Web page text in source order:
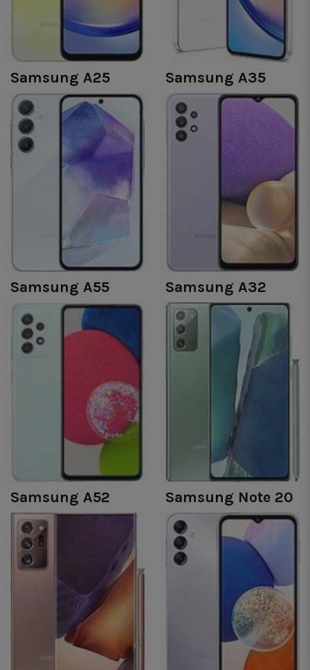
Samsung A25 Samsung A35
Samsung A55 Samsung A32
Samsung A52 Samsung Note 20